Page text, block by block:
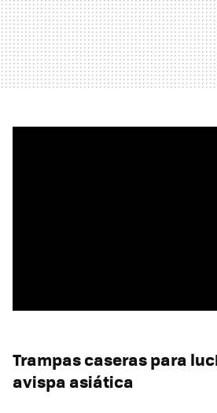
Trampas caseras para
avispa asiática